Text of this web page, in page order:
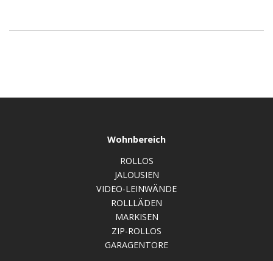
Wohnbereich
ROLLOS
JALOUSIEN
VIDEO-LEINWÄNDE
ROLLLÄDEN
MARKISEN
ZIP-ROLLOS
GARAGENTORE